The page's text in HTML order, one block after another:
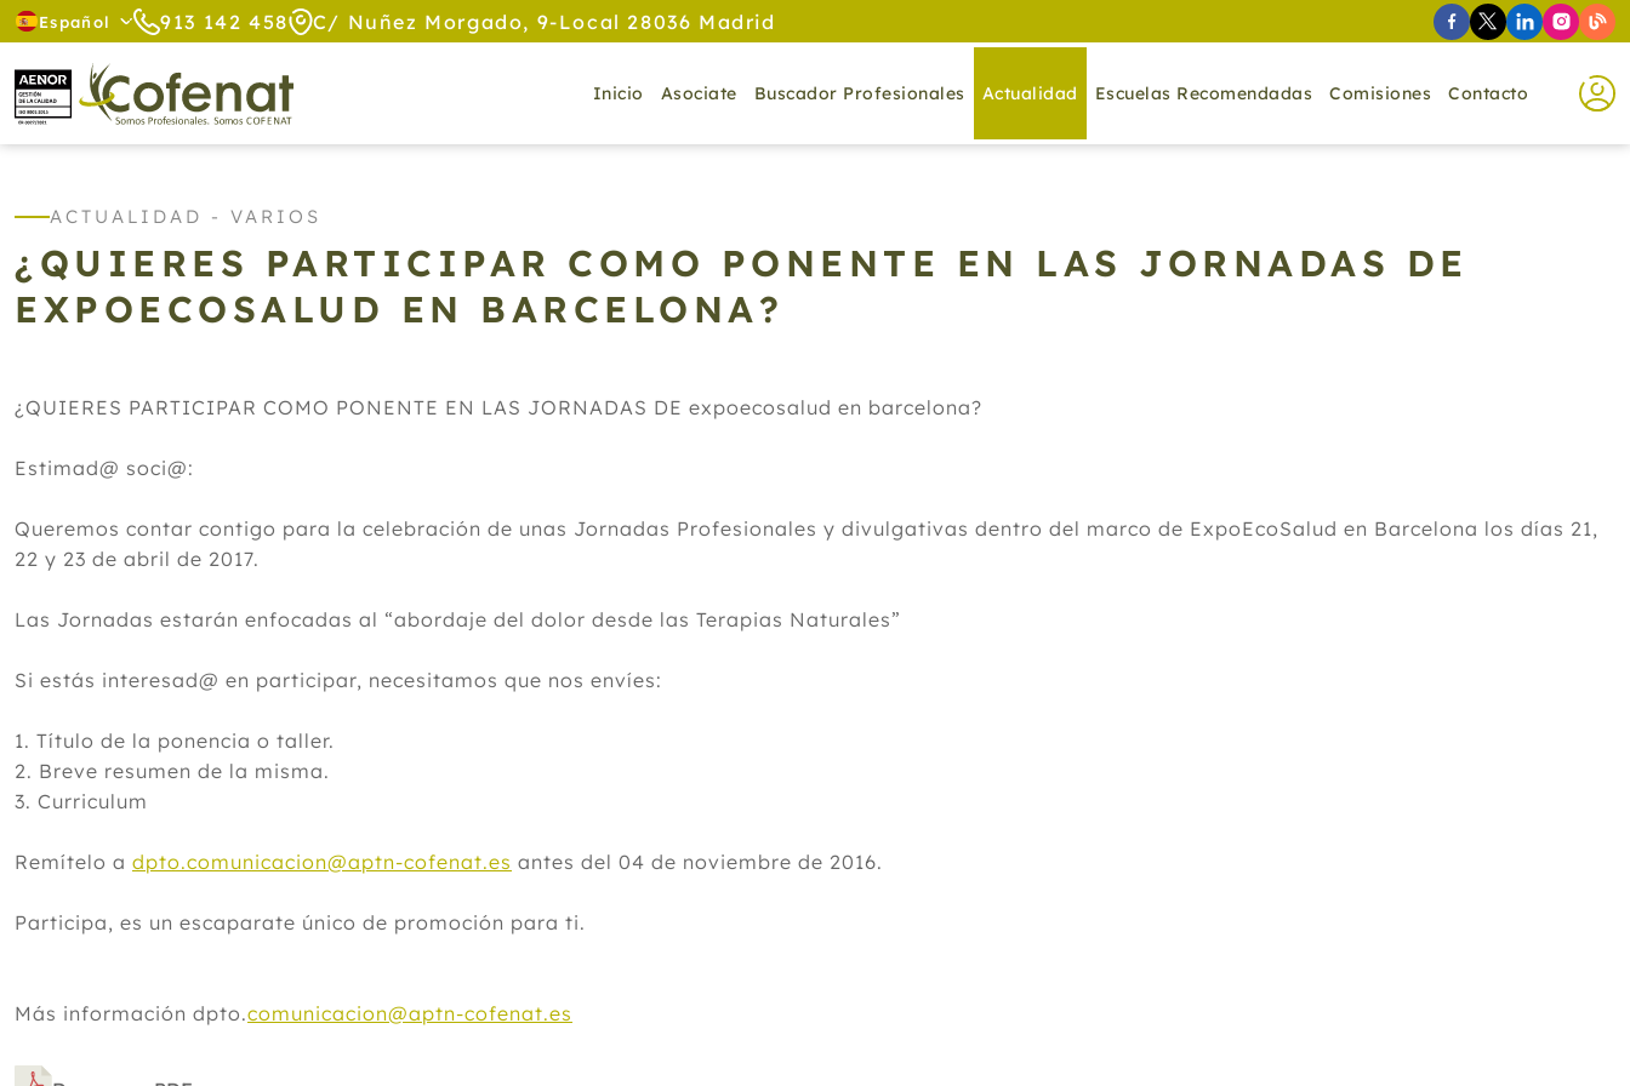
Español 913 142 458 C/ Nuñez Morgado, 9-Local 28036 Madrid
Inicio Asociate Buscador Profesionales Actualidad Escuelas Recomendadas Comisiones Contacto
ACTUALIDAD - VARIOS
¿QUIERES PARTICIPAR COMO PONENTE EN LAS JORNADAS DE
EXPOECOSALUD EN BARCELONA?
¿QUIERES PARTICIPAR COMO PONENTE EN LAS JORNADAS DE expoecosalud en barcelona?
Estimad@ soci@:
Queremos contar contigo para la celebración de unas Jornadas Profesionales y divulgativas dentro del marco de ExpoEcoSalud en Barcelona los días 21,
22 y 23 de abril de 2017.
Las Jornadas estarán enfocadas al “abordaje del dolor desde las Terapias Naturales”
Si estás interesad@ en participar, necesitamos que nos envíes:
1. Título de la ponencia o taller.
2. Breve resumen de la misma.
3. Curriculum
Remítelo a dpto.comunicacion@aptn-cofenat.es antes del 04 de noviembre de 2016.
Participa, es un escaparate único de promoción para ti.
Más información dpto.comunicacion@aptn-cofenat.es